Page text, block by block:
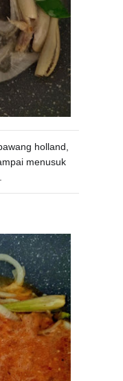
holland,
menusuk